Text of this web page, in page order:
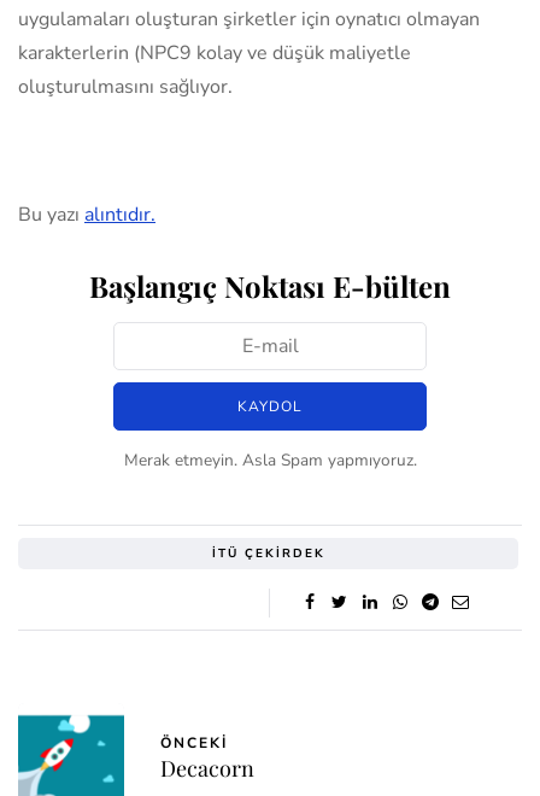
uygulamaları oluşturan şirketler için oynatıcı olmayan
karakterlerin (NPC9 kolay ve düşük maliyetle
oluşturulmasını sağlıyor.
Bu yazı alıntıdır.
Başlangıç Noktası E-bülten
Merak etmeyin. Asla Spam yapmıyoruz.
İTÜ ÇEKIRDEK
ÖNCEKI
Decacorn